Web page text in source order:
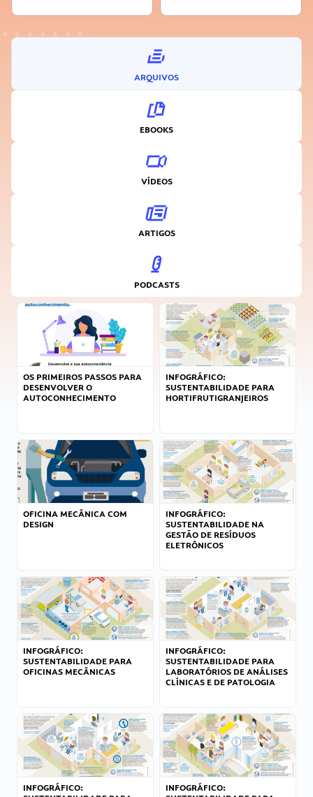
ARQUIVOS
EBOOKS
VÍDEOS
ARTIGOS
PODCASTS
OS PRIMEIROS PASSOS PARA
DESENVOLVER O
AUTOCONHECIMENTO
INFOGRÁFICO:
SUSTENTABILIDADE PARA
HORTIFRUTIGRANJEIROS
OFICINA MECÂNICA COM
DESIGN
INFOGRÁFICO:
SUSTENTABILIDADE NA
GESTÃO DE RESÍDUOS
ELETRÔNICOS
INFOGRÁFICO:
SUSTENTABILIDADE PARA
OFICINAS MECÂNICAS
INFOGRÁFICO:
SUSTENTABILIDADE PARA
LABORATÓRIOS DE ANÁLISES
CLÍNICAS E DE PATOLOGIA
INFOGRÁFICO:
INFOGRÁFICO: